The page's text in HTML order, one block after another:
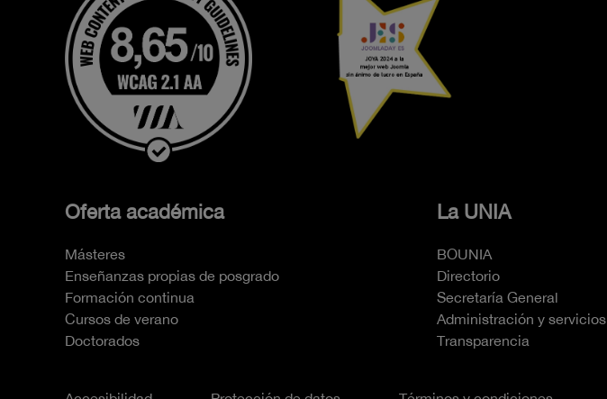
Oferta académica
Másteres
Enseñanzas propias de posgrado
Formación continua
Cursos de verano
Doctorados
La UNIA
BOUNIA
Directorio
Secretaría General
Administración y servicios
Transparencia